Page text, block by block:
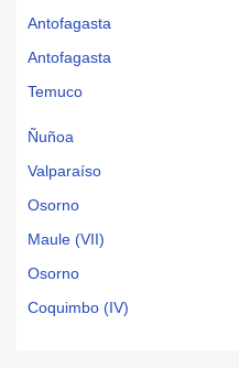
Antofagasta
Antofagasta
Temuco
Ñuñoa
Valparaíso
Osorno
Maule (VII)
Osorno
Coquimbo (IV)